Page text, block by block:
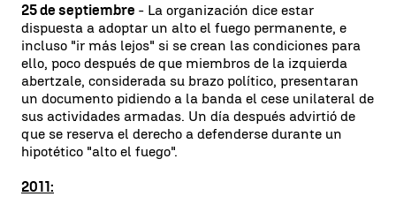
25 de septiembre - La organización dice estar
dispuesta a adoptar un alto el fuego permanente, e
incluso "ir más lejos" si se crean las condiciones para
ello, poco después de que miembros de la izquierda
abertzale, considerada su brazo político, presentaran
un documento pidiendo a la banda el cese unilateral de
sus actividades armadas. Un día después advirtió de
que se reserva el derecho a defenderse durante un
hipotético "alto el fuego".
2011: